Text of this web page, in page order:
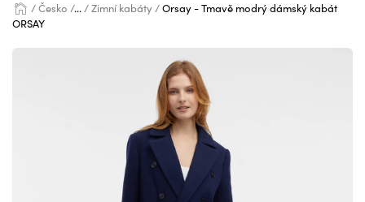
Česko ... Zimní kabáty
Orsay - Tmavě modrý dámský kabát
ORSAY